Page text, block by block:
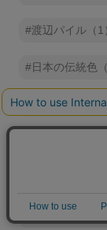
渡辺パイル（1
日本の伝統色（
暖かい色合い